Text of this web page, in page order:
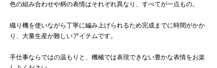
色の組み合わせや柄の表情はそれぞれ異なり、すべてが一点もの。
織り機を使いながら丁寧に編み上げられるため完成までに時間がかか
り、大量生産が難しいアイテムです。
手仕事ならではの温もりと、機械では表現できない豊かな表情をお楽